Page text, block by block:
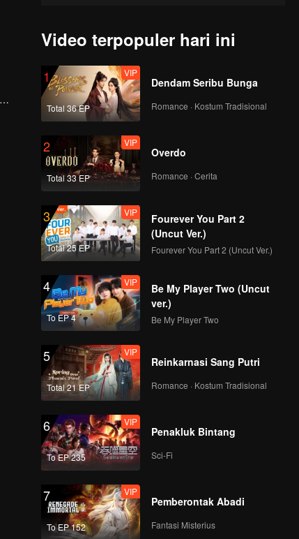
Video terpopuler hari ini
1
Total 36 EP
VIP
Dendam Seribu Bunga
Romance · Kostum Tradisional
2
Total 33 EP
VIP
Overdo
Romance · Cerita
3
Total 25 EP
VIP
Fourever You Part 2
(Uncut Ver.)
Fourever You Part 2 (Uncut Ver.)
4
To EP 4
VIP
Be My Player Two (Uncut
ver.)
Be My Player Two
5
Total 21 EP
VIP
Reinkarnasi Sang Putri
Romance · Kostum Tradisional
6
To EP 235
VIP
Penakluk Bintang
Sci-Fi
7
To EP 152
VIP
Pemberontak Abadi
Fantasi Misterius